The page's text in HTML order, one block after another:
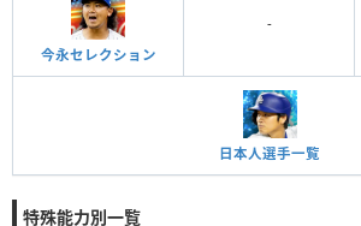
今永セレクション
-
日本人選手一覧
特殊能力別一覧